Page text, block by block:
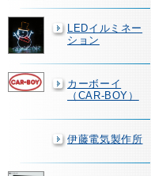
LEDイルミネー
ション
カーボーイ
（CAR-BOY）
伊藤電気製作所